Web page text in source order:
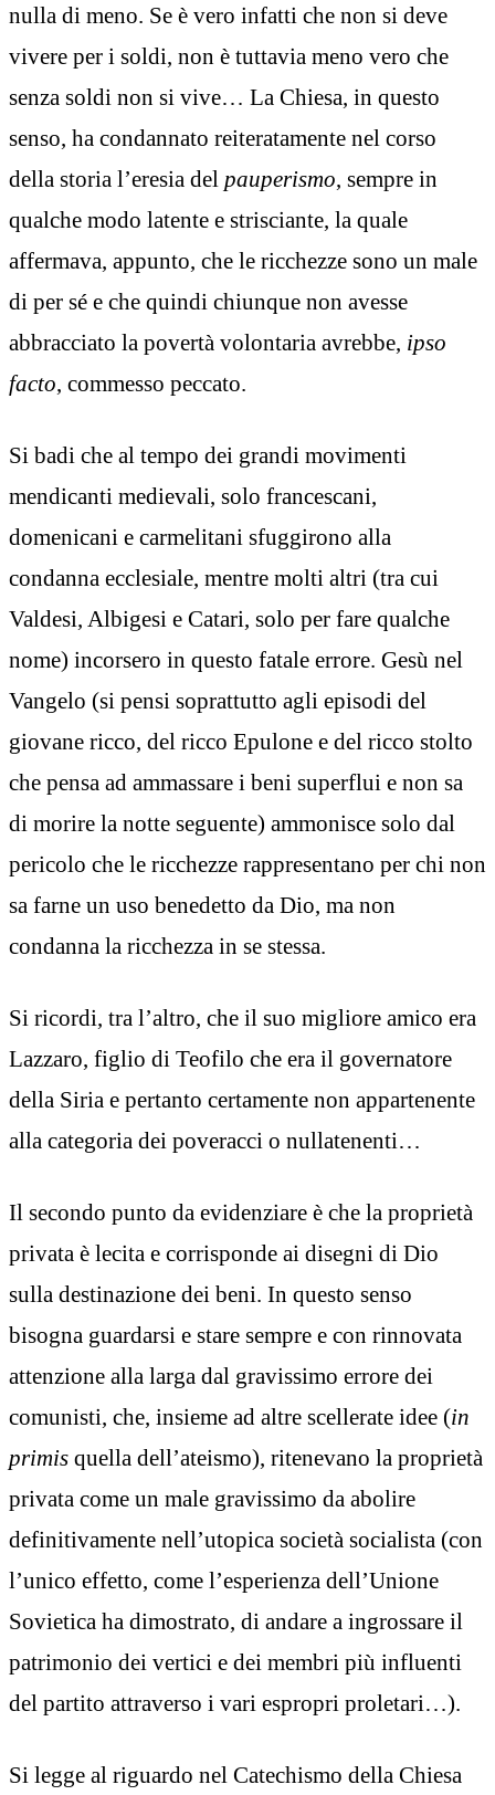
nulla di meno. Se è vero infatti che non si deve
vivere per i soldi, non è tuttavia meno vero che
senza soldi non si vive… La Chiesa, in questo
senso, ha condannato reiteratamente nel corso
della storia l’eresia del pauperismo , sempre in
qualche modo latente e strisciante, la quale
affermava, appunto, che le ricchezze sono un male
di per sé e che quindi chiunque non avesse
abbracciato la povertà volontaria avrebbe, ipso
facto , commesso peccato.
Si badi che al tempo dei grandi movimenti
mendicanti medievali, solo francescani,
domenicani e carmelitani sfuggirono alla
condanna ecclesiale, mentre molti altri (tra cui
Valdesi, Albigesi e Catari, solo per fare qualche
nome) incorsero in questo fatale errore. Gesù nel
Vangelo (si pensi soprattutto agli episodi del
giovane ricco, del ricco Epulone e del ricco stolto
che pensa ad ammassare i beni superflui e non sa
di morire la notte seguente) ammonisce solo dal
pericolo che le ricchezze rappresentano per chi non
sa farne un uso benedetto da Dio, ma non
condanna la ricchezza in se stessa.
Si ricordi, tra l’altro, che il suo migliore amico era
Lazzaro, figlio di Teofilo che era il governatore
della Siria e pertanto certamente non appartenente
alla categoria dei poveracci o nullatenenti…
Il secondo punto da evidenziare è che la proprietà
privata è lecita e corrisponde ai disegni di Dio
sulla destinazione dei beni. In questo senso
bisogna guardarsi e stare sempre e con rinnovata
attenzione alla larga dal gravissimo errore dei
comunisti, che, insieme ad altre scellerate idee (in
primis quella dell’ateismo), ritenevano la proprietà
privata come un male gravissimo da abolire
definitivamente nell’utopica società socialista (con
l’unico effetto, come l’esperienza dell’Unione
Sovietica ha dimostrato, di andare a ingrossare il
patrimonio dei vertici e dei membri più influenti
del partito attraverso i vari espropri proletari…).
Si legge al riguardo nel Catechismo della Chiesa